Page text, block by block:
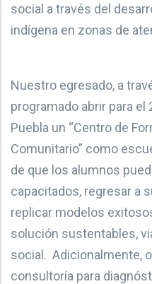
social a través del
indígena en zonas de
Nuestro egresado, a
programado abrir para el
Puebla un “Centro de
Comunitario” como
de que los alumnos
capacitados, regresar a
replicar modelos
solución sustentables,
social. Adicionalmente,
consultoría para